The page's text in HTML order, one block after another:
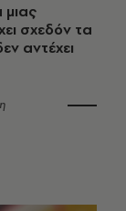
μιας
σχεδόν τα
αντέχει